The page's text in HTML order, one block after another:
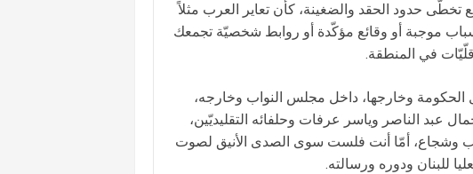
حدود الحقد والضغينة، كأن تعاير العرب مثلاً
موجبة أو وقائع مؤكّدة أو روابط شخصيّة تجمعك
في المنطقة.
وخارجها، داخل مجلس النواب وخارجه،
عبد الناصر وياسر عرفات وحلفائه التقليديّين،
وشجاع، أمّا أنت فلست سوى الصدى الأنيق لصوت
للبنان ودوره ورسالته.